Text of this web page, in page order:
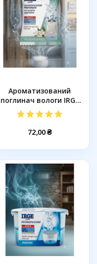
Ароматизований
поглинач вологи IRGE
Casa «Білий...
72,00 ₴